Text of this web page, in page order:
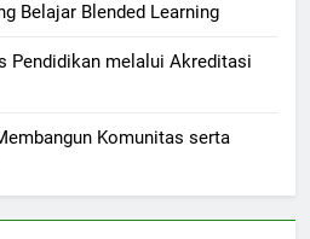
Belajar Blended Learning
Pendidikan melalui Akreditasi
Komunitas serta